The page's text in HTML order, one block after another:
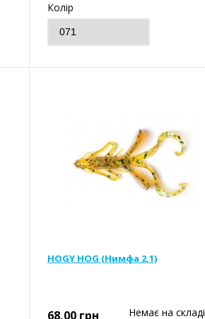
Колір
HOGY HOG (Нимфа 2,1)
68,00 грн Немає на складі